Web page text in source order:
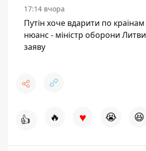
17:14 вчора
Путін хоче вдарити по країнам
нюанс - міністр оборони
заяву
👍 🔥 ♥ 😭 😆